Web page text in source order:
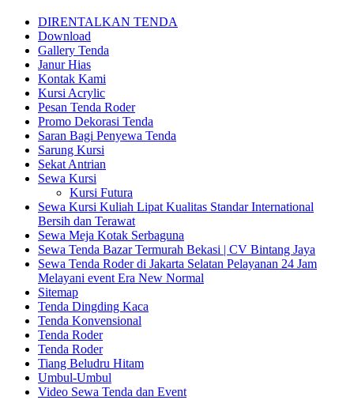
DIRENTALKAN TENDA
Download
Gallery Tenda
Janur Hias
Kontak Kami
Kursi Acrylic
Pesan Tenda Roder
Promo Dekorasi Tenda
Saran Bagi Penyewa Tenda
Sarung Kursi
Sekat Antrian
Sewa Kursi
Kursi Futura
Sewa Kursi Kuliah Lipat Kualitas Standar International
Bersih dan Terawat
Sewa Meja Kotak Serbaguna
Sewa Tenda Bazar Termurah Bekasi | CV Bintang Jaya
Sewa Tenda Roder di Jakarta Selatan Pelayanan 24 Jam
Melayani event Era New Normal
Sitemap
Tenda Dingding Kaca
Tenda Konvensional
Tenda Roder
Tenda Roder
Tiang Beludru Hitam
Umbul-Umbul
Video Sewa Tenda dan Event